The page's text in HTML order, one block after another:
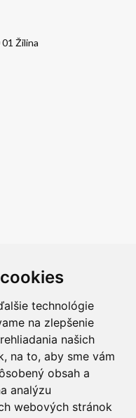
technológie
na zlepšenie
našich
na to, aby sme vám
obsah a
analýzu
webových stránok
Žilina